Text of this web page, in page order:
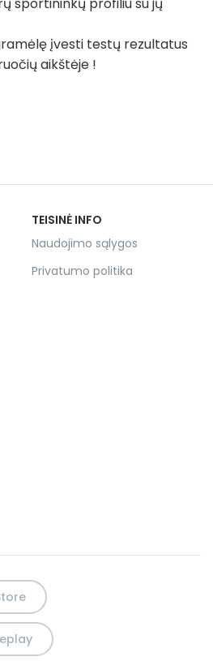
sportininkų profiliu su jų
įvesti testų rezultatus
aikštėje !
TEISINĖ INFO
Naudojimo sąlygos
Privatumo politika